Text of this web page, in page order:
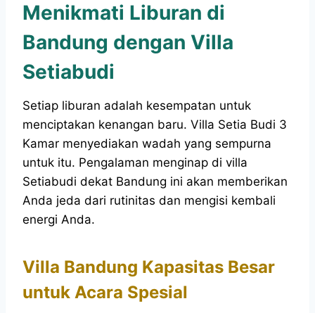
Menikmati Liburan di
Bandung dengan Villa
Setiabudi
Setiap liburan adalah kesempatan untuk
menciptakan kenangan baru. Villa Setia Budi 3
Kamar menyediakan wadah yang sempurna
untuk itu. Pengalaman menginap di villa
Setiabudi dekat Bandung ini akan memberikan
Anda jeda dari rutinitas dan mengisi kembali
energi Anda.
Villa Bandung Kapasitas Besar
untuk Acara Spesial